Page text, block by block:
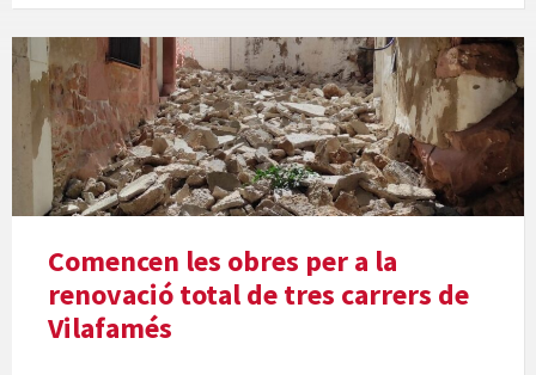
Comencen les obres per a la
renovació total de tres carrers de
Vilafamés